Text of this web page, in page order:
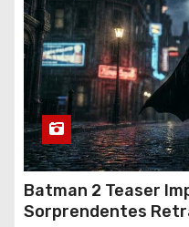
Batman 2 Teaser
Sorprendentes